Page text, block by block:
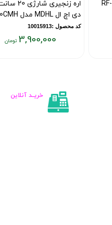
اره زنجیری شارژی 20 سانت ام
دی اچ ال MDHL مدل CS20CMH
کد محصول :10015913
3,900,000
خریــد آنلاین